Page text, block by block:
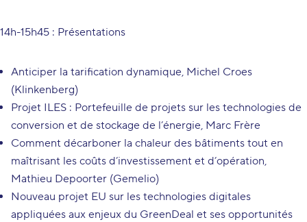
14h-15h45 : Présentations
Anticiper la tarification dynamique, Michel Croes
(Klinkenberg)
Projet ILES : Portefeuille de projets sur les technologies de
conversion et de stockage de l’énergie, Marc Frère
Comment décarboner la chaleur des bâtiments tout en
maîtrisant les coûts d’investissement et d’opération,
Mathieu Depoorter (Gemelio)
Nouveau projet EU sur les technologies digitales
appliquées aux enjeux du GreenDeal et ses opportunités